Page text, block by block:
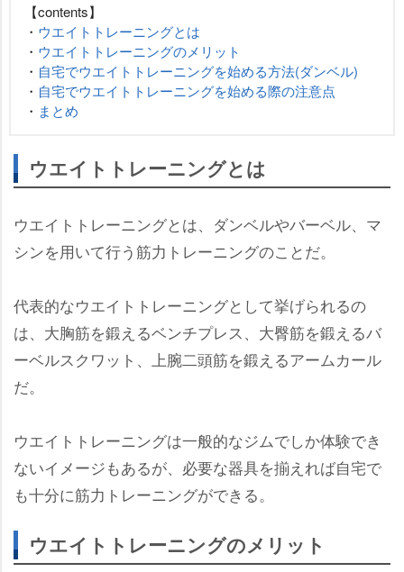
【contents】
・ ウエイトトレーニングとは
・ ウエイトトレーニングのメリット
・ 自宅でウエイトトレーニングを始める方法(ダンベル)
・ 自宅でウエイトトレーニングを始める際の注意点
・ まとめ
ウエイトトレーニングとは
ウエイトトレーニングとは、ダンベルやバーベル、マ
シンを用いて行う筋力トレーニングのことだ。
代表的なウエイトトレーニングとして挙げられるの
は、大胸筋を鍛えるベンチプレス、大臀筋を鍛えるバ
ーベルスクワット、上腕二頭筋を鍛えるアームカール
だ。
ウエイトトレーニングは一般的なジムでしか体験でき
ないイメージもあるが、必要な器具を揃えれば自宅で
も十分に筋力トレーニングができる。
ウエイトトレーニングのメリット